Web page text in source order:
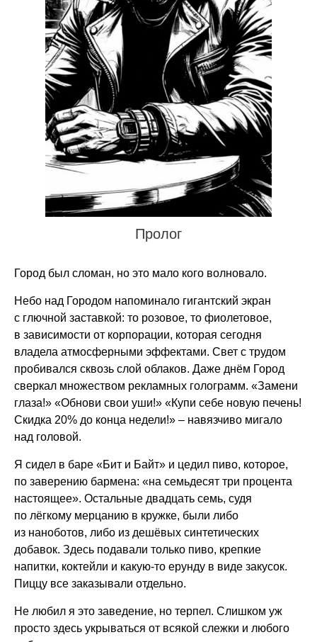
Пролог
Город был сломан, но это мало кого волновало.
Небо над Городом напоминало гигантский экран
с глючной заставкой: то розовое, то фиолетовое,
в зависимости от корпорации, которая сегодня
владела атмосферными эффектами. Свет с трудом
пробивался сквозь слой облаков. Даже днём Город
сверкал множеством рекламных голограмм. «Замени
глаза!» «Обнови свои уши!» «Купи себе новую печень!
Скидка 20% до конца недели!» – навязчиво мигало
над головой.
Я сидел в баре «Бит и Байт» и цедил пиво, которое,
по заверению бармена: «на семьдесят три процента
настоящее». Остальные двадцать семь, судя
по лёгкому мерцанию в кружке, были либо
из наноботов, либо из дешёвых синтетических
добавок. Здесь подавали только пиво, крепкие
напитки, коктейли и какую-то ерунду в виде закусок.
Пиццу все заказывали отдельно.
Не любил я это заведение, но терпел. Слишком уж
просто здесь укрываться от всякой слежки и любого